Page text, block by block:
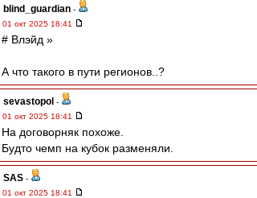
blind_guardian -
01 окт 2025 18:41
# Влэйд »
А что такого в пути регионов..?
sevastopol -
01 окт 2025 18:41
На договорняк похоже.
Будто чемп на кубок разменяли.
SAS -
01 окт 2025 18:41